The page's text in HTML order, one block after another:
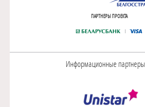
ПАРТНЕРЫ ПРОЕКТА
Информационные партнеры